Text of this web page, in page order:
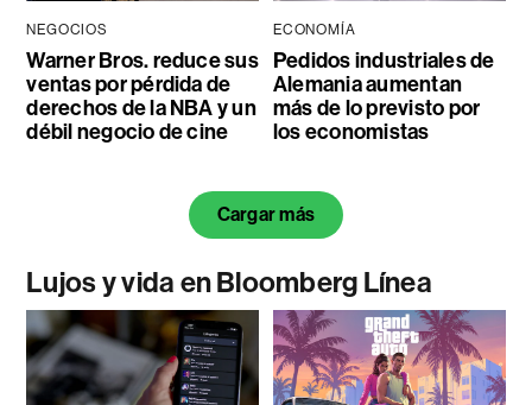
NEGOCIOS
Warner Bros. reduce sus
ventas por pérdida de
derechos de la NBA y un
débil negocio de cine
ECONOMÍA
Pedidos industriales de
Alemania aumentan
más de lo previsto por
los economistas
Cargar más
Lujos y vida en Bloomberg Línea